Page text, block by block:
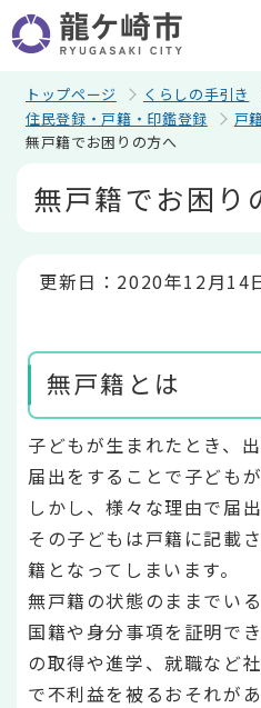
の
ペ
トップページ くらしの手引き
住民登録・戸籍・印鑑登録
戸
無戸籍でお困りの方へ
無戸籍でお困り
更新日：2020年12月14
無戸籍とは
子どもが生まれたとき、
届出をすることで子ども
しかし、様々な理由で届
その子どもは戸籍に記載
籍となってしまいます。
無戸籍の状態のままでい
国籍や身分事項を証明で
の取得や進学、就職など
で不利益を被るおそれが